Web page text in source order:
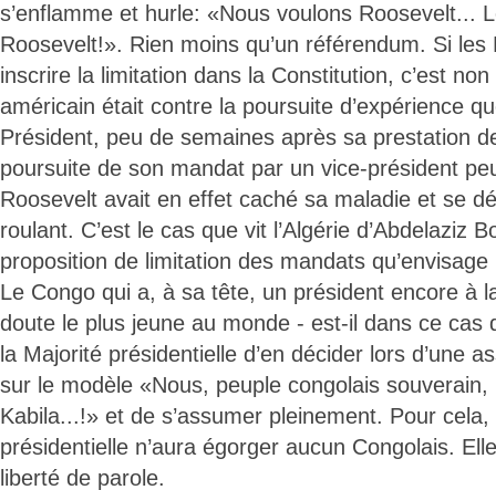
s’enflamme et hurle: «Nous voulons Roosevelt...
Roosevelt!». Rien moins qu’un référendum. Si
inscrire la limitation dans la Constitution, c’est
américain était contre la poursuite d’expérience
Président, peu de semaines après sa prestation
poursuite de son mandat par un vice-président
Roosevelt avait en effet caché sa maladie et se
roulant. C’est le cas que vit l’Algérie d’Abdelaziz
proposition de limitation des mandats
Le Congo qui a, à sa tête, un président encore à
doute le plus jeune au monde - est-il dans ce cas
la Majorité présidentielle d’en décider lors d’une
sur le modèle «Nous, peuple congolais souverain,
Kabila...!» et de s’assumer pleinement. Pour
présidentielle n’aura égorger aucun Congolais.
liberté de parole.